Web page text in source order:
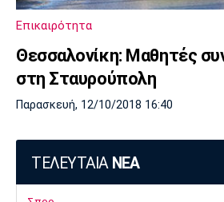
Επικαιρότητα
Θεσσαλονίκη: Μαθητές
στη Σταυρούπολη
Παρασκευή, 12/10/2018 16:40
ΤΕΛΕΥΤΑΙΑ ΝΕΑ